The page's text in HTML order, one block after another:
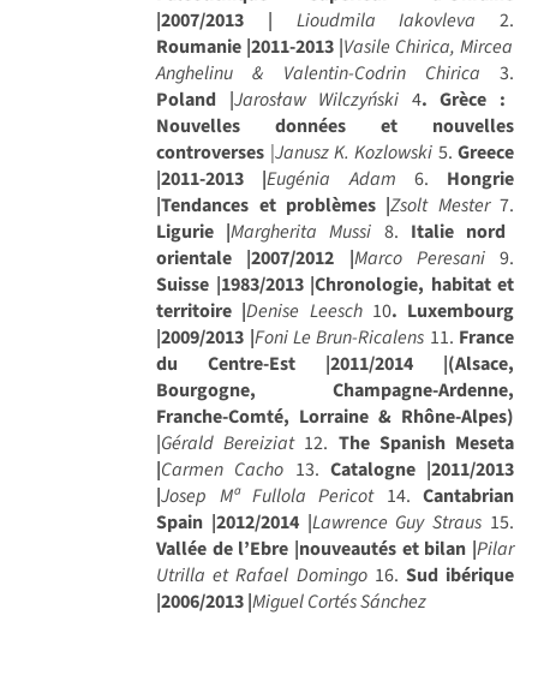
|2007/2013 | Lioudmila Iakovleva 2.
Roumanie |2011-2013 |Vasile Chirica, Mircea
Anghelinu & Valentin-Codrin Chirica 3.
Poland |Jarosław Wilczyński 4. Grèce :
Nouvelles données et nouvelles
controverses |Janusz K. Kozlowski 5. Greece
|2011-2013 |Eugénia Adam 6. Hongrie
|Tendances et problèmes |Zsolt Mester7.
Ligurie |Margherita Mussi 8. Italie nord
orientale |2007/2012 |Marco Peresani9.
Suisse |1983/2013 |Chronologie, habitat et
territoire |Denise Leesch10. Luxembourg
|2009/2013 |Foni Le Brun-Ricalens 11. France
du Centre-Est |2011/2014 |(Alsace,
Bourgogne, Champagne-Ardenne,
Franche-Comté, Lorraine & Rhône-Alpes)
|Gérald Bereiziat12. The Spanish Meseta
|Carmen Cacho 13. Catalogne |2011/2013
|Josep Mª Fullola Pericot14. Cantabrian
Spain |2012/2014 |Lawrence Guy Straus 15.
Vallée de l’Ebre |nouveautés et bilan |Pilar
Utrilla et Rafael Domingo16. Sud ibérique
|2006/2013 |Miguel Cortés Sánchez